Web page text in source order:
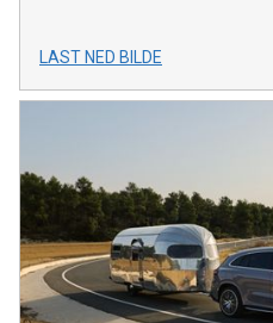
LAST NED BILDE